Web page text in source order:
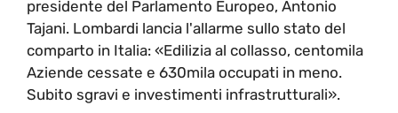
presidente del Parlamento Europeo, Antonio
Tajani. Lombardi lancia l'allarme sullo stato del
comparto in Italia: «Edilizia al collasso, centomila
Aziende cessate e 630mila occupati in meno.
Subito sgravi e investimenti infrastrutturali».